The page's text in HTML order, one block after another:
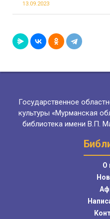
13.09.2023
Государственное
культуры «Мурманская
библиотека имени В.П.
О